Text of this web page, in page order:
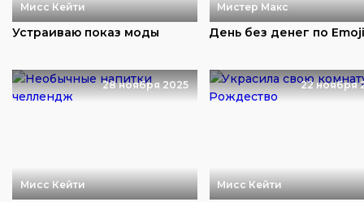
Мисс Кейти
Устраиваю показ моды
Мистер Макс
День без денег по
28 ноября 2025
Мисс Кейти
22 ноября
Мисс Кейти